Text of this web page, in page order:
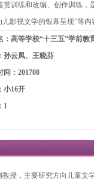
赏训练和改编、创作训练，
儿影视文学的银幕呈现”等内
：高等学校“十三五”学前教
孙云凤、王晓芬
间：201708
小16开
1
授，主要研究方向儿童